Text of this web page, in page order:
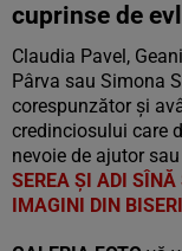
cuprinse de
Claudia Pavel,
Pârva sau Simona
corespunzător și
credinciosului care
nevoie de ajutor
SEREA ȘI ADI
IMAGINI DIN